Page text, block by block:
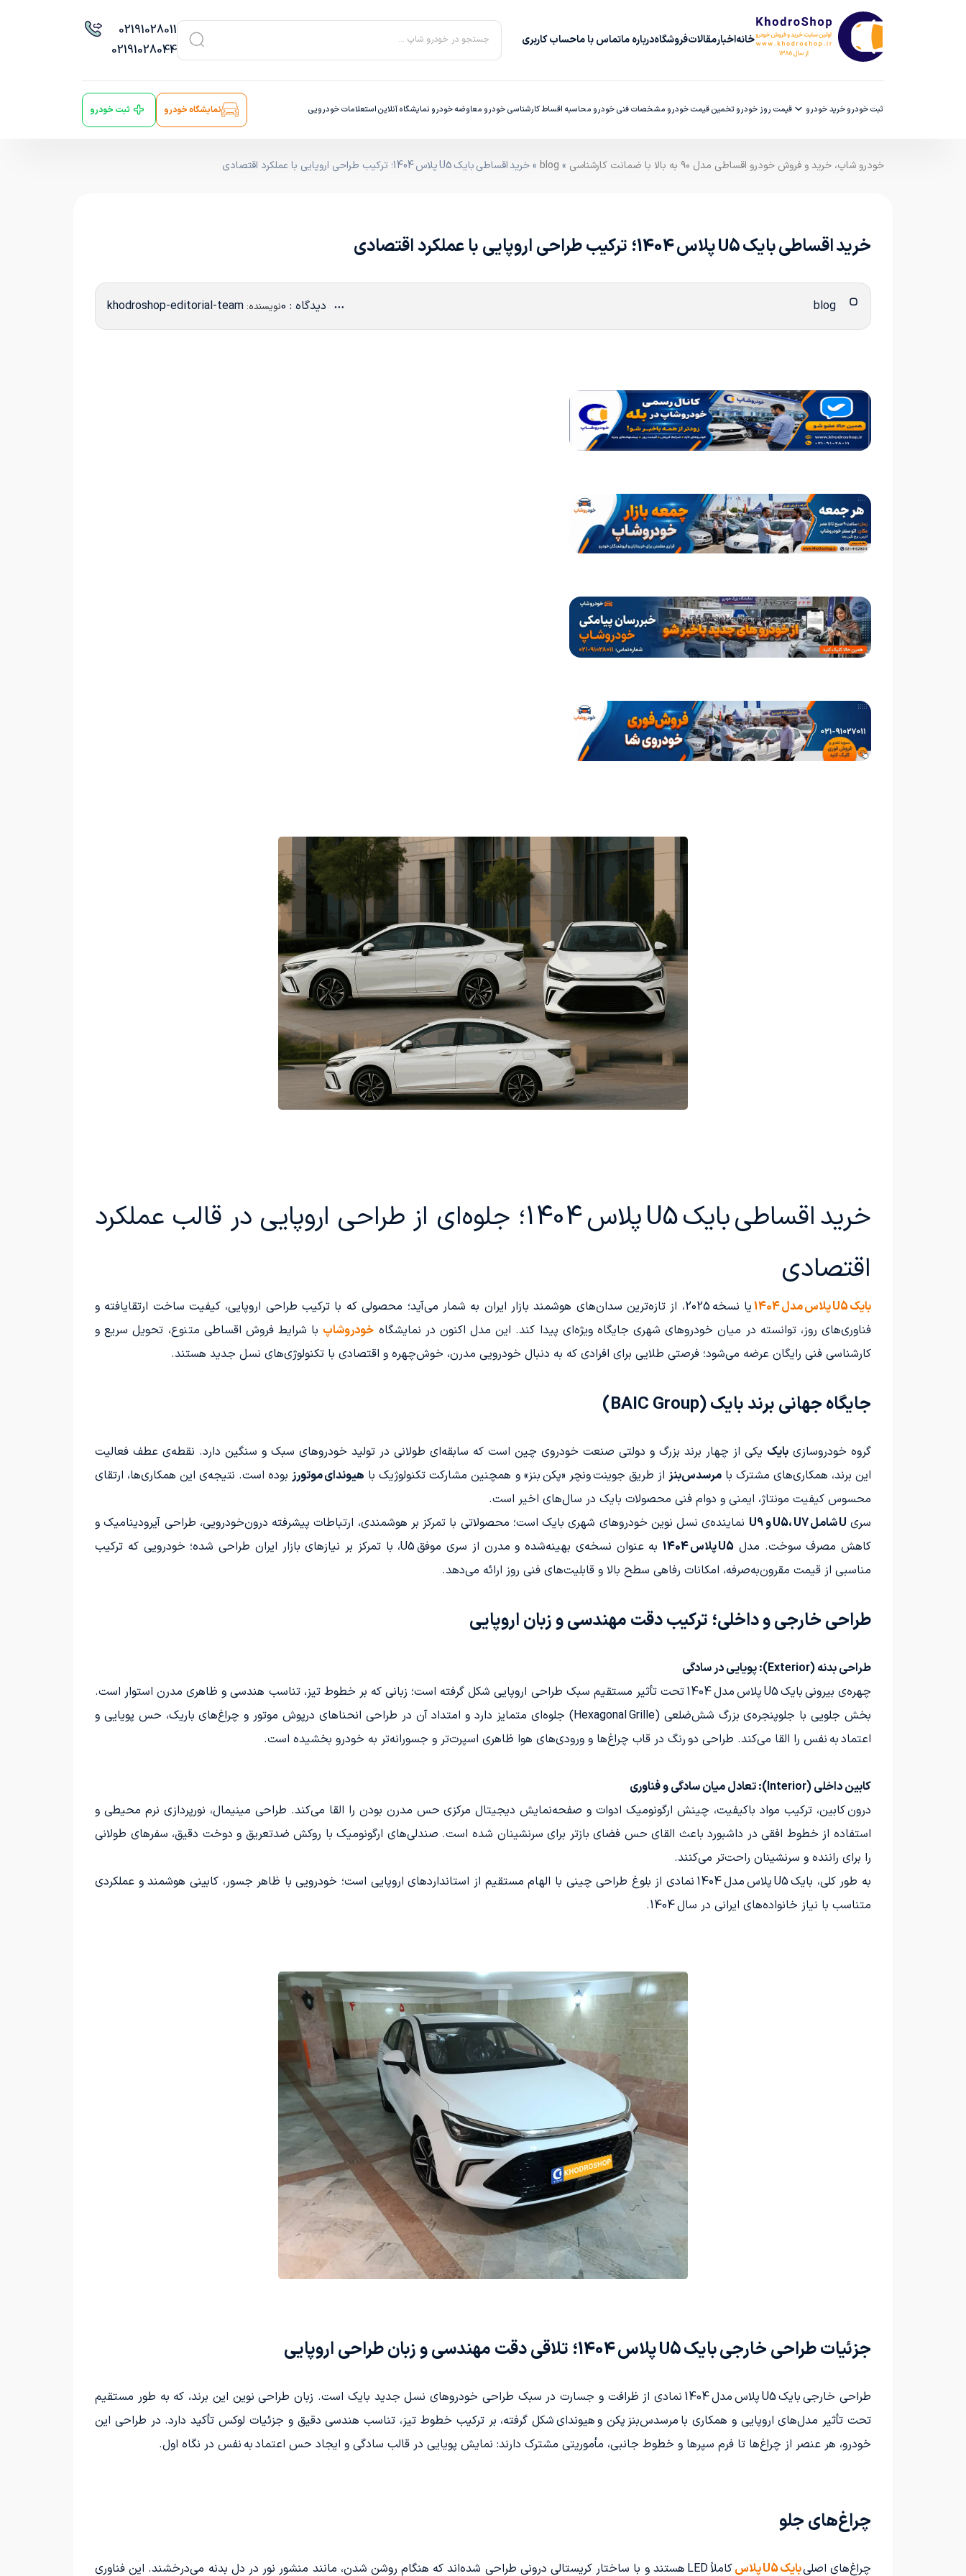
خانهاخبارمقالاتفروشگاهدرباره‌ ماتماس با ماحساب کاربری جستجو در خودرو شاپ ...
02191028011
02191028044
ثبت خودروخرید خودرو قیمت روز خودرو تخمین قیمت خودرو مشخصات فنی خودرو محاسبه اقساطکارشناسی خودرو معاوضه خودرو نمایشگاه آنلایناستعلامات خودرویی نمایشگاه خودرو ثبت خودرو
خودرو شاپ، خرید و فروش خودرو اقساطی مدل ۹۰ به بالا با ضمانت کارشناسی »
blog » خرید اقساطی بایک U5 پلاس 1404؛ ترکیب طراحی اروپایی با عملکرد اقتصادی
خرید اقساطی بایک U5 پلاس 1404؛ ترکیب طراحی اروپایی با عملکرد اقتصادی
دیدگاه : 0 نویسنده: khodroshop-editorial-team
خرید اقساطی بایک U5 پلاس 1404؛ جلوه‌ای از طراحی اروپایی در قالب عملکرد
اقتصادی
بایک U5 پلاس مدل 1404
یا نسخه 2025، از تازه‌ترین سدان‌های هوشمند بازار ایران به شمار می‌آید؛ محصولی که با ترکیب طراحی اروپایی، کیفیت ساخت ارتقایافته و
فناوری‌های روز، توانسته در میان خودروهای شهری جایگاه ویژه‌ای پیدا کند. این مدل اکنون در نمایشگاه خودروشاپ با شرایط فروش اقساطی متنوع، تحویل سریع و
کارشناسی فنی رایگان عرضه می‌شود؛ فرصتی طلایی برای افرادی که به دنبال خودرویی مدرن، خوش‌چهره و اقتصادی با تکنولوژی‌های نسل جدید هستند.
جایگاه جهانی برند بایک (BAIC Group)
گروه خودروسازی بایک یکی از چهار برند بزرگ و دولتی صنعت خودروی چین است که سابقه‌ای طولانی در تولید خودروهای سبک و سنگین دارد. نقطه‌ی عطف فعالیت
این برند، همکاری‌های مشترک بامرسدس‌بنز از طریق جوینت ونچر «پکن بنز» و همچنین مشارکت تکنولوژیک با هیوندای موتورزبوده است. نتیجه‌ی این همکاری‌ها، ارتقای
محسوس کیفیت مونتاژ، ایمنی و دوام فنی محصولات بایک در سال‌های اخیر است.
سری U شامل U5، U7 و U9
نماینده‌ی نسل نوین خودروهای شهری بایک است؛ محصولاتی با تمرکز بر هوشمندی، ارتباطات پیشرفته درون‌خودرویی، طراحی آیرودینامیک و
کاهش مصرف سوخت. مدل U5 پلاس 1404
به عنوان نسخه‌ی بهینه‌شده و مدرن از سری موفق U5،‌ با تمرکز بر نیازهای بازار ایران طراحی شده؛ خودرویی که ترکیب
مناسبی از قیمت مقرون‌به‌صرفه، امکانات رفاهی سطح بالا و قابلیت‌های فنی روز ارائه می‌دهد.
طراحی خارجی و داخلی؛ ترکیب دقت مهندسی و زبان اروپایی
طراحی بدنه (Exterior): پویایی در سادگی
چهره‌ی بیرونی بایک U5 پلاس مدل 1404 تحت تأثیر مستقیم سبک طراحی اروپایی شکل گرفته است؛ زبانی که بر خطوط تیز، تناسب هندسی و ظاهری مدرن استوار است.
بخش جلویی با جلوپنجره‌ی بزرگ شش‌ضلعی (Hexagonal Grille) جلوه‌ای متمایز دارد و امتداد آن در طراحی انحناهای درپوش موتور و چراغ‌های باریک، حس پویایی و
اعتماد به نفس را القا می‌کند. طراحی دو رنگ در قاب چراغ‌ها و ورودی‌های هوا ظاهری اسپرت‌تر و جسورانه‌تر به خودرو بخشیده است.
کابین داخلی (Interior): تعادل میان سادگی و فناوری
درون کابین، ترکیب مواد باکیفیت، چینش ارگونومیک ادوات و صفحه‌نمایش دیجیتال مرکزی حس مدرن بودن را القا می‌کند. طراحی مینیمال، نورپردازی نرم محیطی و
استفاده از خطوط افقی در داشبورد باعث القای حس فضای بازتر برای سرنشینان شده است. صندلی‌های ارگونومیک با روکش ضدتعریق و دوخت دقیق، سفرهای طولانی
را برای راننده و سرنشینان راحت‌تر می‌کنند.
به طور کلی، بایک U5 پلاس مدل 1404 نمادی از بلوغ طراحی چینی با الهام مستقیم از استانداردهای اروپایی است؛ خودرویی با ظاهر جسور، کابینی هوشمند و عملکردی
متناسب با نیاز خانواده‌های ایرانی در سال 1404.
جزئیات طراحی خارجی بایک U5 پلاس 1404؛ تلاقی دقت مهندسی و زبان طراحی اروپایی
طراحی خارجی بایک U5 پلاس مدل 1404 نمادی از ظرافت و جسارت در سبک طراحی خودروهای نسل جدید بایک است. زبان طراحی نوین این برند، که به طور مستقیم
تحت تأثیر مدل‌های اروپایی و همکاری با مرسدس‌بنز پکن و هیوندای شکل گرفته، بر ترکیب خطوط تیز، تناسب هندسی دقیق و جزئیات لوکس تأکید دارد. در طراحی این
خودرو، هر عنصر از چراغ‌ها تا فرم سپرها و خطوط جانبی، مأموریتی مشترک دارند: نمایش پویایی در قالب سادگی و ایجاد حس اعتماد به نفس در نگاه اول.
چراغ‌های جلو
چراغ‌های اصلیبایک U5 پلاس کاملاً LED هستند و با ساختار کریستالی درونی طراحی شده‌اند که هنگام روشن شدن، مانند منشور نور در دل بدنه می‌درخشند. این فناوری